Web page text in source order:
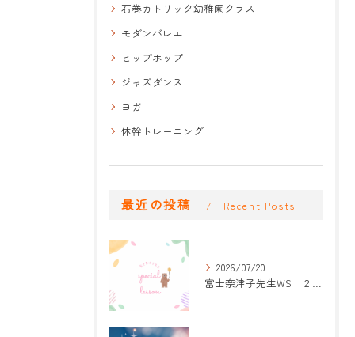
石巻カトリック幼稚園クラス
モダンバレエ
ヒップホップ
ジャズダンス
ヨガ
体幹トレーニング
最近の投稿 Recent Posts
2026/07/20
富士奈津子先生WS ２回目